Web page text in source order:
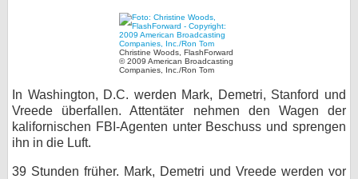
Christine Woods, FlashForward
© 2009 American Broadcasting
Companies, Inc./Ron Tom
In Washington, D.C. werden Mark, Demetri, Stanford und
Vreede überfallen. Attentäter nehmen den Wagen der
kalifornischen FBI-Agenten unter Beschuss und sprengen
ihn in die Luft.
39 Stunden früher. Mark, Demetri und Vreede werden vor
bei Facebook
Nutzungsbedingungen